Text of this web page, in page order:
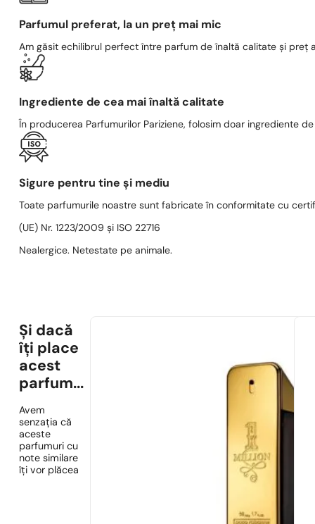
Parfumul preferat, la un preț mai mic
Am găsit echilibrul perfect între parfum de înaltă calitate și preț
Ingrediente de cea mai înaltă calitate
În producerea Parfumurilor Pariziene, folosim doar ingrediente
Sigure pentru tine și mediu
Toate parfumurile noastre sunt fabricate în conformitate cu
(UE) Nr. 1223/2009 și ISO 22716
Nealergice. Netestate pe animale.
Și dacă
îți place
acest
parfum...
Avem
senzația că
aceste
parfumuri cu
note similare
îți vor plăcea